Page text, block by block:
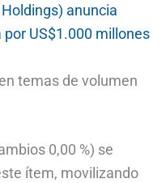
anuncia
US$1.000 millones
temas de volumen
0,00 %) se
ítem, movilizando